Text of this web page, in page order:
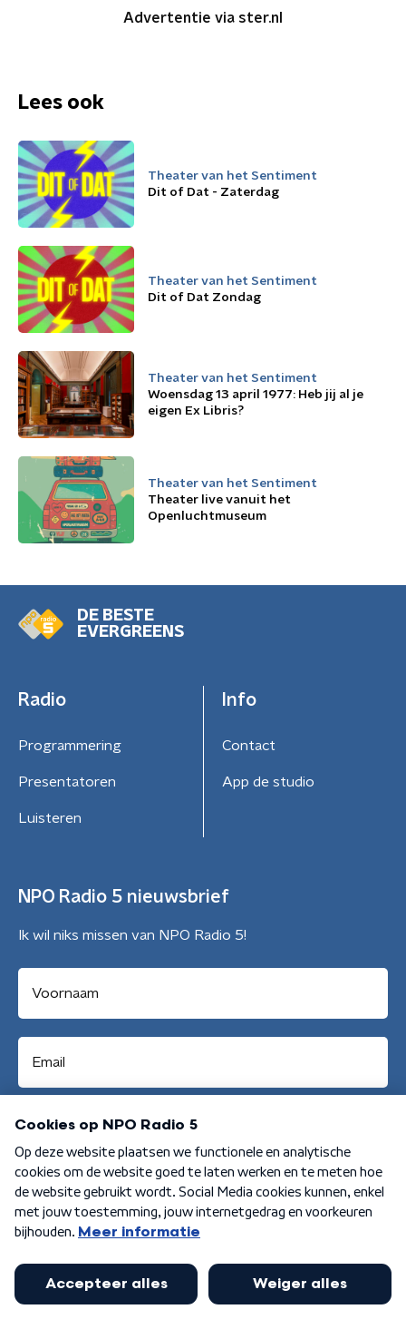
Advertentie via ster.nl
Lees ook
Theater van het Sentiment
Dit of Dat - Zaterdag
Theater van het Sentiment
Dit of Dat Zondag
Theater van het Sentiment
Woensdag 13 april 1977: Heb jij al je
eigen Ex Libris?
Theater van het Sentiment
Theater live vanuit het
Openluchtmuseum
DE BESTE
EVERGREENS
Radio
Programmering
Presentatoren
Luisteren
Info
Contact
App de studio
NPO Radio 5 nieuwsbrief
Ik wil niks missen van NPO Radio 5!
Aanmelden
Algemene voorwaarden